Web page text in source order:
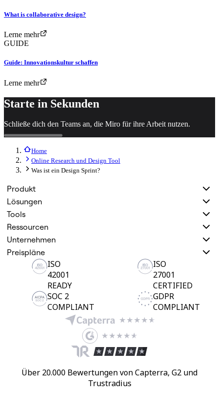
What is collaborative design?
Lerne mehr
GUIDE
Guide: Innovationskultur schaffen
Lerne mehr
Starte in Sekunden
Schließe dich den Teams an, die Miro für ihre Arbeit nutzen.
Home
Online Research und Design Tool
Was ist ein Design Sprint?
Produkt
Lösungen
Tools
Ressourcen
Unternehmen
Preispläne
ISO
42001
READY
ISO
27001
CERTIFIED
SOC 2
COMPLIANT
GDPR
COMPLIANT
Über 20.000 Bewertungen von Capterra, G2 und
Trustradius